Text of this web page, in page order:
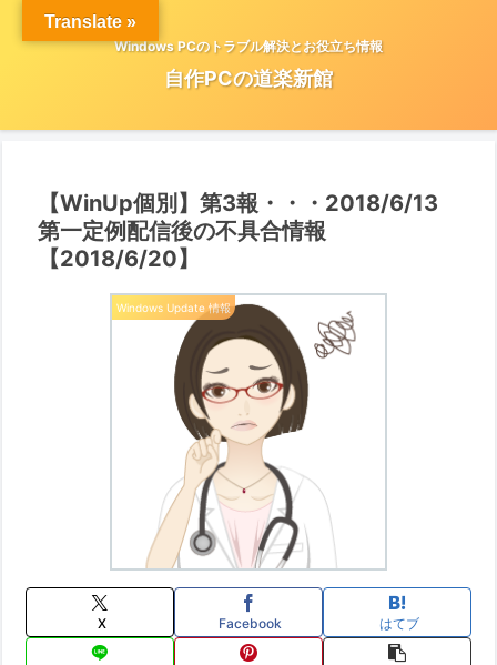
Windows PCのトラブル解決とお役立ち情報
自作PCの道楽新館
【WinUp個別】第3報・・・2018/6/13
第一定例配信後の不具合情報
【2018/6/20】
Windows Update 情報
X Facebook はてブ
Translate »